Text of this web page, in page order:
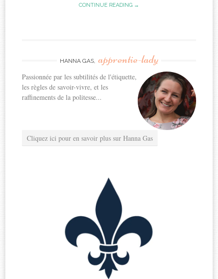
CONTINUE READING →
HANNA GAS, apprentie-lady
Passionnée par les subtilités de l'étiquette,
les règles de savoir-vivre, et les
raffinements de la politesse...
Cliquez ici pour en savoir plus sur Hanna Gas